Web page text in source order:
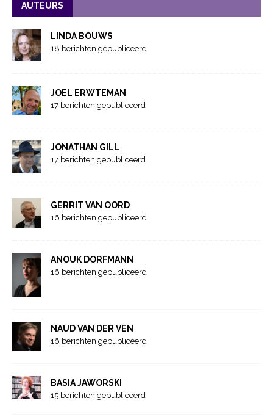
AUTEURS
LINDA BOUWS
18 berichten gepubliceerd
JOEL ERWTEMAN
17 berichten gepubliceerd
JONATHAN GILL
17 berichten gepubliceerd
GERRIT VAN OORD
16 berichten gepubliceerd
ANOUK DORFMANN
16 berichten gepubliceerd
NAUD VAN DER VEN
16 berichten gepubliceerd
BASIA JAWORSKI
15 berichten gepubliceerd